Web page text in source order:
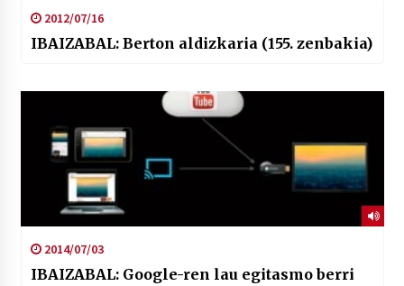
2012/07/16
IBAIZABAL: Berton aldizkaria (155. zenbakia)
2014/07/03
IBAIZABAL: Google-ren lau egitasmo berri